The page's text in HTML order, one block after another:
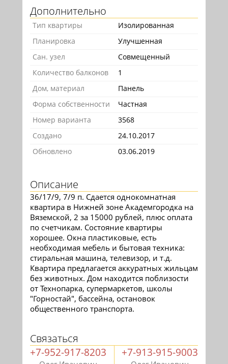
Дополнительно
Тип квартиры
Изолированная
Планировка
Улучшенная
Сан. узел
Совмещенный
Количество балконов
1
Дом, материал
Панель
Форма собственности
Частная
Номер варианта
3568
Создано
24.10.2017
Обновлено
03.06.2019
Описание
36/17/9, 7/9 п. Сдается однокомнатная
квартира в Нижней зоне Академгородка на
Вяземской, 2 за 15000 рублей, плюс оплата
по счетчикам. Состояние квартиры
хорошее. Окна пластиковые, есть
необходимая мебель и бытовая техника:
стиральная машина, телевизор, и т.д.
Квартира предлагается аккуратных жильцам
без животных. Дом находится поблизости
от Технопарка, супермаркетов, школы
"Горностай", бассейна, остановок
общественного транспорта.
Связаться
+7-952-917-8203 +7-913-915-9003